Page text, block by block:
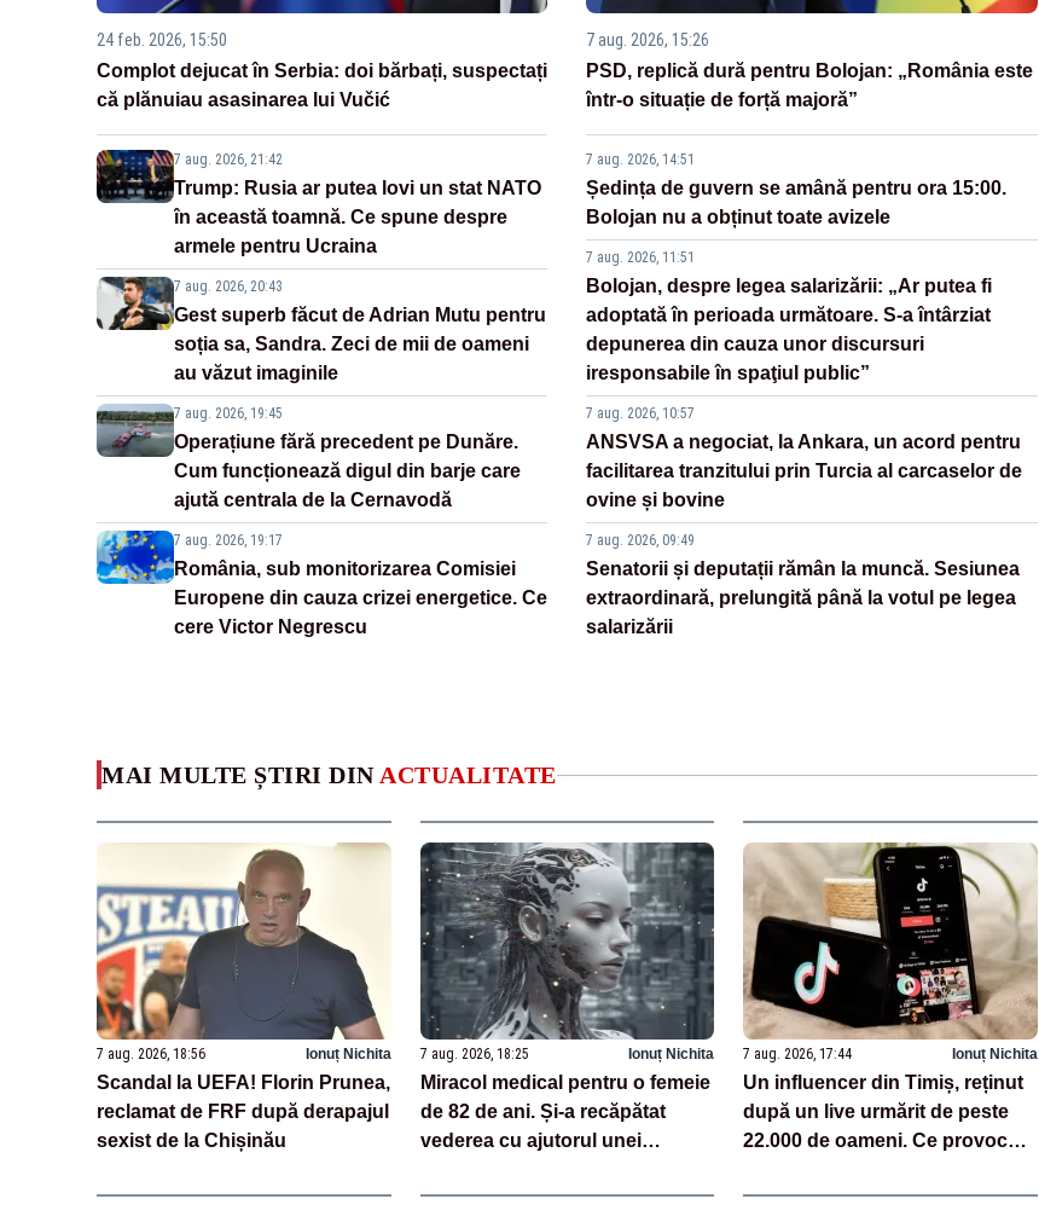
24 feb. 2026, 15:50
Complot dejucat în Serbia: doi bărbați, suspectați
că plănuiau asasinarea lui Vučić
7 aug. 2026, 21:42
Trump: Rusia ar putea lovi un stat NATO
în această toamnă. Ce spune despre
armele pentru Ucraina
7 aug. 2026, 20:43
Gest superb făcut de Adrian Mutu pentru
soția sa, Sandra. Zeci de mii de oameni
au văzut imaginile
7 aug. 2026, 19:45
Operațiune fără precedent pe Dunăre.
Cum funcționează digul din barje care
ajută centrala de la Cernavodă
7 aug. 2026, 19:17
România, sub monitorizarea Comisiei
Europene din cauza crizei energetice. Ce
cere Victor Negrescu
7 aug. 2026, 15:26
PSD, replică dură pentru Bolojan: „România este
într-o situație de forță majoră”
7 aug. 2026, 14:51
Ședința de guvern se amână pentru ora 15:00.
Bolojan nu a obținut toate avizele
7 aug. 2026, 11:51
Bolojan, despre legea salarizării: „Ar putea fi
adoptată în perioada următoare. S-a întârziat
depunerea din cauza unor discursuri
iresponsabile în spaţiul public”
7 aug. 2026, 10:57
ANSVSA a negociat, la Ankara, un acord pentru
facilitarea tranzitului prin Turcia al carcaselor de
ovine și bovine
7 aug. 2026, 09:49
Senatorii și deputații rămân la muncă. Sesiunea
extraordinară, prelungită până la votul pe legea
salarizării
MAI MULTE ȘTIRI DIN ACTUALITATE
7 aug. 2026, 18:56 Ionuț Nichita
Scandal la UEFA! Florin Prunea,
reclamat de FRF după derapajul
sexist de la Chișinău
7 aug. 2026, 18:25 Ionuț Nichita
Miracol medical pentru o femeie
de 82 de ani. Și-a recăpătat
vederea cu ajutorul unei
7 aug. 2026, 17:44 Ionuț Nichita
Un influencer din Timiș, reținut
după un live urmărit de peste
22.000 de oameni. Ce provocări